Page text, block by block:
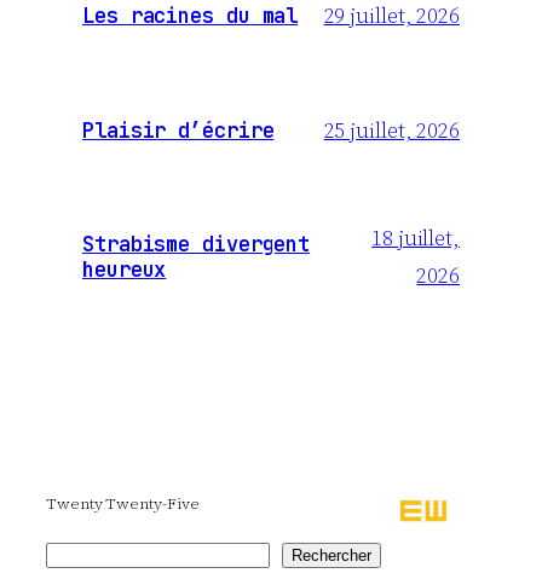
Les racines du mal 29 juillet, 2026
Plaisir d’écrire 25 juillet, 2026
Strabisme divergent
heureux
18 juillet,
2026
Twenty Twenty-Five
Rechercher Rechercher